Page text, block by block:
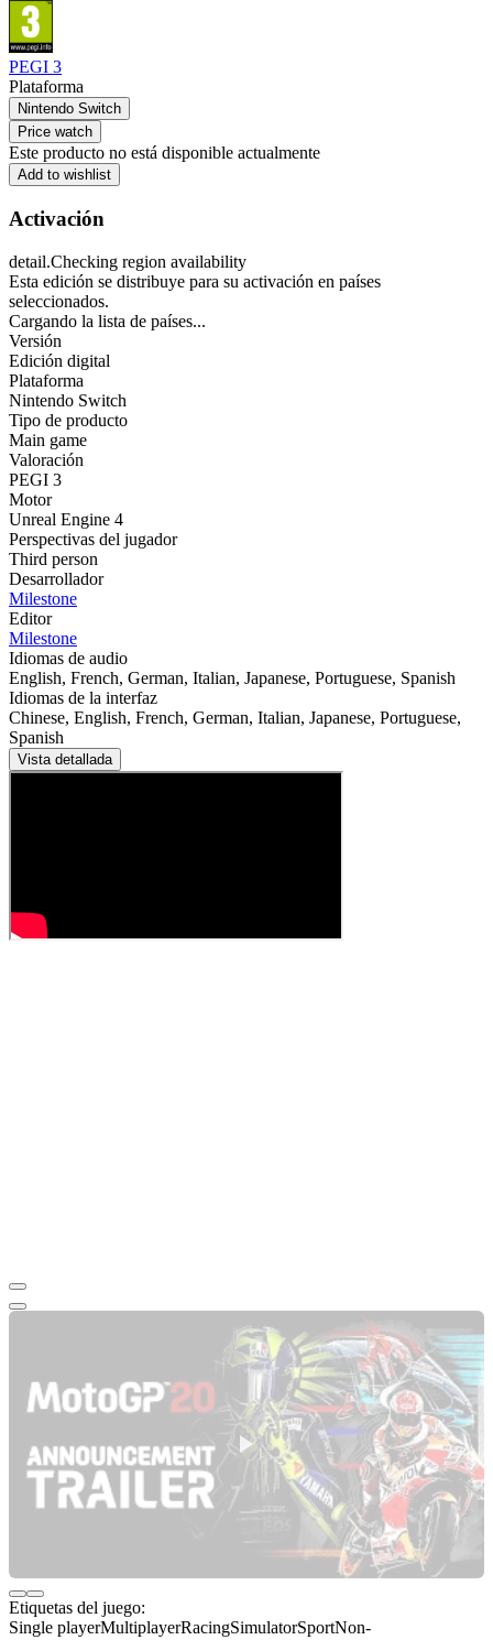
PEGI 3
Plataforma
Nintendo Switch
Price watch
Este producto no está disponible actualmente
Add to wishlist
Activación
detail.Checking region availability
Esta edición se distribuye para su activación en países
seleccionados.
Cargando la lista de países...
Versión
Edición digital
Plataforma
Nintendo Switch
Tipo de producto
Main game
Valoración
PEGI 3
Motor
Unreal Engine 4
Perspectivas del jugador
Third person
Desarrollador
Milestone
Editor
Milestone
Idiomas de audio
English, French, German, Italian, Japanese, Portuguese, Spanish
Idiomas de la interfaz
Chinese, English, French, German, Italian, Japanese, Portuguese,
Spanish
Vista detallada
Etiquetas del juego:
Single playerMultiplayerRacingSimulatorSportNon-